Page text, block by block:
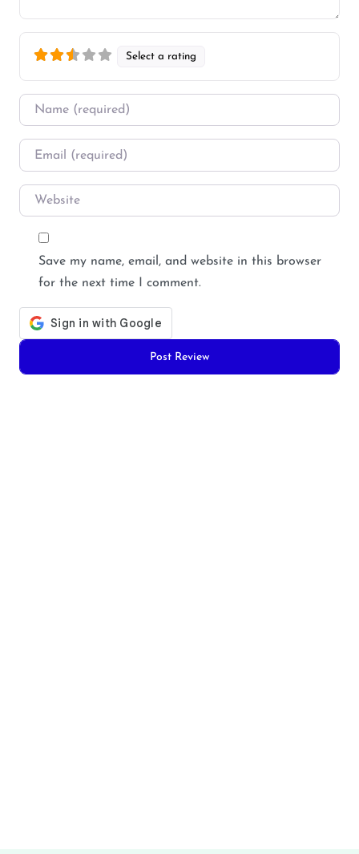
Select a rating
Name
Email
Website
Save my name, email, and website in this browser
for the next time I comment.